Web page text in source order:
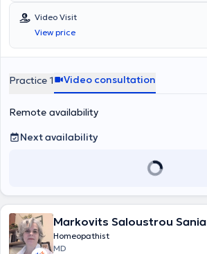
Video Visit
View price
Practice 1 Video consultation
Remote availability
Next availability
Markovits Saloustrou Sania
Homeopathist
MD